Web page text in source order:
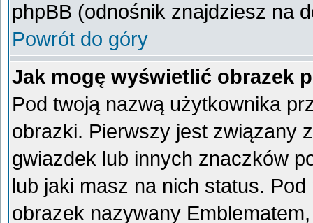
phpBB (odnośnik znajdziesz na
Powrót do góry
Jak mogę wyświetlić obrazek
Pod twoją nazwą użytkownika
obrazki. Pierwszy jest związany
gwiazdek lub innych znaczków
lub jaki masz na nich status.
obrazek nazywany